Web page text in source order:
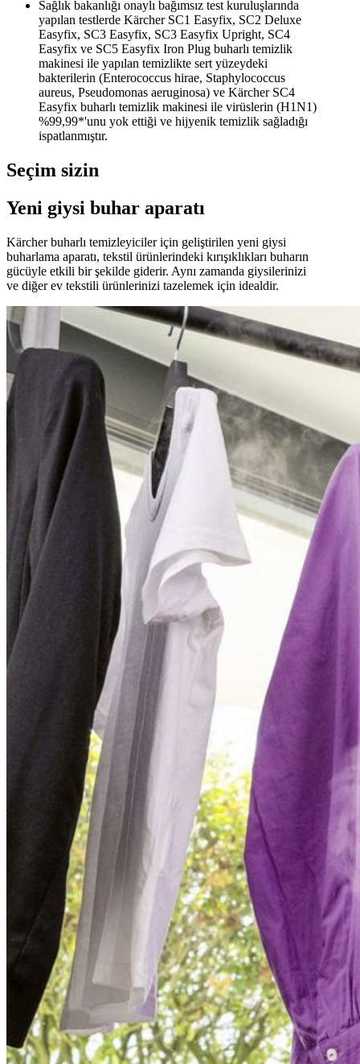
Sağlık bakanlığı onaylı bağımsız test kuruluşlarında
yapılan testlerde Kärcher SC1 Easyfix, SC2 Deluxe
Easyfix, SC3 Easyfix, SC3 Easyfix Upright, SC4
Easyfix ve SC5 Easyfix Iron Plug buharlı temizlik
makinesi ile yapılan temizlikte sert yüzeydeki
bakterilerin (Enterococcus hirae, Staphylococcus
aureus, Pseudomonas aeruginosa) ve Kärcher SC4
Easyfix buharlı temizlik makinesi ile virüslerin (H1N1)
%99,99*'unu yok ettiği ve hijyenik temizlik sağladığı
ispatlanmıştır.
Seçim sizin
Yeni giysi buhar aparatı
Kärcher buharlı temizleyiciler için geliştirilen yeni giysi
buharlama aparatı, tekstil ürünlerindeki kırışıklıkları buharın
gücüyle etkili bir şekilde giderir. Aynı zamanda giysilerinizi
ve diğer ev tekstili ürünlerinizi tazelemek için idealdir.